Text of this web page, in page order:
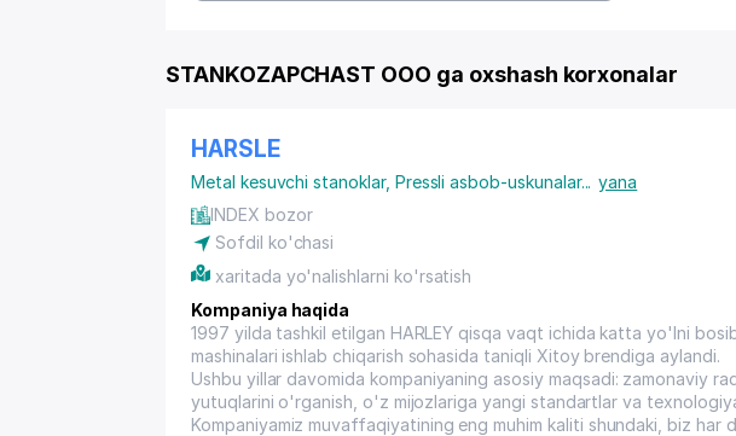
STANKOZAPCHAST OOO ga oxshash korxonalar
HARSLE
Metal kesuvchi stanoklar, Pressli asbob-uskunalar... yana
INDEX bozor
Sofdil ko'chasi
xaritada yo'nalishlarni ko'rsatish
Kompaniya haqida
1997 yilda tashkil etilgan HARLEY qisqa vaqt ichida katta yo'lni
mashinalari ishlab chiqarish sohasida taniqli Xitoy brendiga aylandi.
Ushbu yillar davomida kompaniyaning asosiy maqsadi: zamonaviy
yutuqlarini o'rganish, o'z mijozlariga yangi standartlar va
Kompaniyamiz muvaffaqiyatining eng muhim kaliti shundaki, biz har